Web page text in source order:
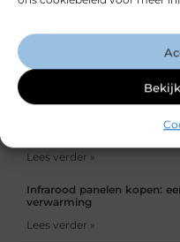
Fysio Bleiswijk:
herstel
Fysiotherapie Ermelo:
Lees verder »
Infrarood panelen kopen:
verwarming
Lees verder »